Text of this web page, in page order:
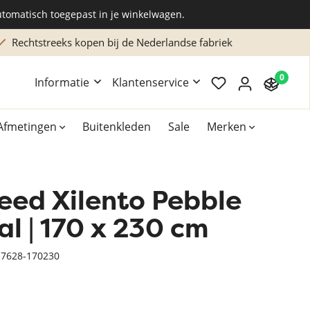
toegepast in je winkelwagen.
Rechtstreeks kopen bij de Nederlandse fabriek
Informatie Klantenservice 0
Buitenkleden Sale Merken
Overig
Accessoires
Xilento vloerkleden
Xilento Pebble
| 170 x 230 cm
7628-170230